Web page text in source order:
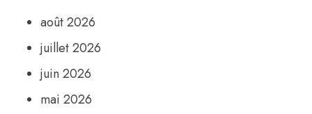
août 2026
juillet 2026
juin 2026
mai 2026